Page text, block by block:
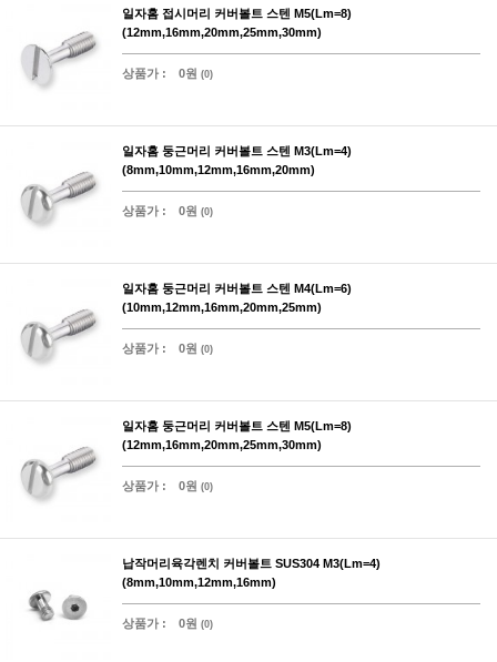
일자홈 접시머리 커버볼트 스텐 M5(Lm=8)
(12mm,16mm,20mm,25mm,30mm)
상품가 : 0원 (0)
일자홈 둥근머리 커버볼트 스텐 M3(Lm=4)
(8mm,10mm,12mm,16mm,20mm)
상품가 : 0원 (0)
일자홈 둥근머리 커버볼트 스텐 M4(Lm=6)
(10mm,12mm,16mm,20mm,25mm)
상품가 : 0원 (0)
일자홈 둥근머리 커버볼트 스텐 M5(Lm=8)
(12mm,16mm,20mm,25mm,30mm)
상품가 : 0원 (0)
납작머리육각렌치 커버볼트 SUS304 M3(Lm=4)
(8mm,10mm,12mm,16mm)
상품가 : 0원 (0)